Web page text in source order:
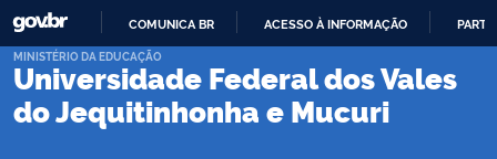
PARA
CONTEÚDO
COMUNICA BR ACESSO À INFORMAÇÃO
Universidade Federal dos Vales
do Jequitinhonha e Mucuri
MINISTÉRIO DA EDUCAÇÃO